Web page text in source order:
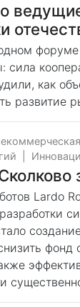
форуме
сила
как
развитие
Lardo
фонд